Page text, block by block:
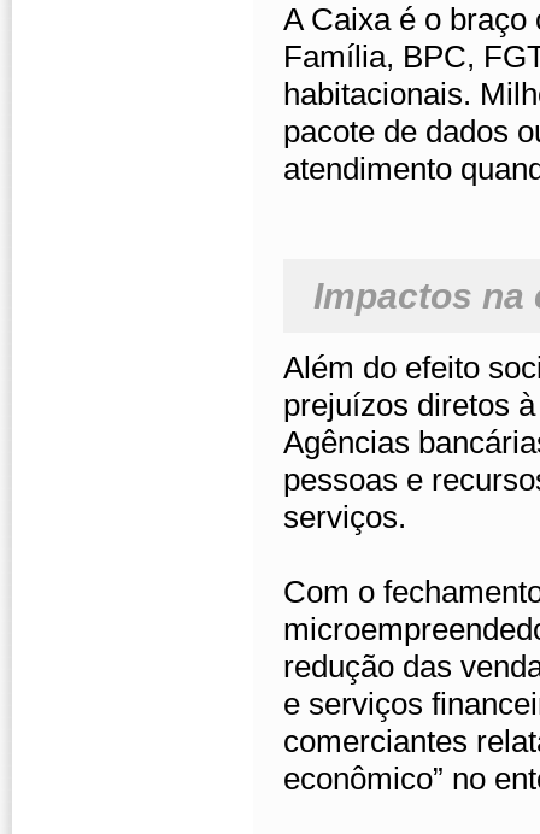
A Caixa é o braço
Família, BPC,
habitacionais.
pacote de dados
atendimento
Impactos na
Além do efeito
prejuízos diretos
Agências
pessoas e
serviços.
Com o
redução das
e serviços
comerciantes
econômico” no